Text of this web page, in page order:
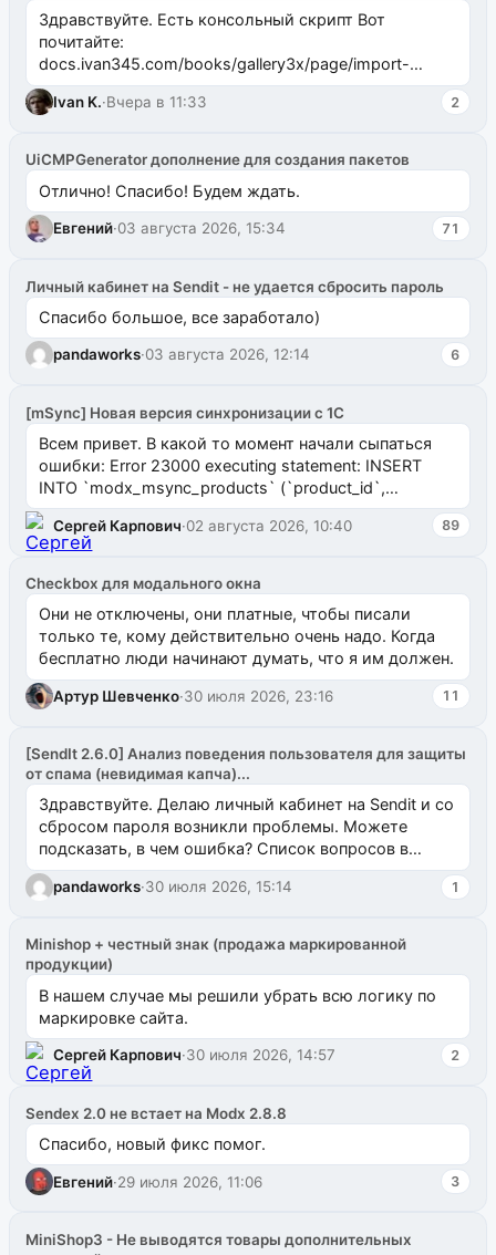
Здравствуйте. Есть консольный скрипт Вот
почитайте:
docs.ivan345.com/books/gallery3x/page/import-
ms2galleryphp
Ivan K.·Вчера в 11:33 2
UiCMPGenerator дополнение для создания пакетов
Отлично! Спасибо! Будем ждать.
Евгений·03 августа 2026, 15:34 71
Личный кабинет на Sendit - не удается сбросить пароль
Спасибо большое, все заработало)
pandaworks·03 августа 2026, 12:14 6
[mSync] Новая версия синхронизации с 1С
Всем привет. В какой то момент начали сыпаться
ошибки: Error 23000 executing statement: INSERT
INTO `modx_msync_products` (`product_id`,
`uuid_1c`) VALUES ...
Сергей Карпович·02 августа 2026, 10:40 89
Checkbox для модального окна
Они не отключены, они платные, чтобы писали
только те, кому действительно очень надо. Когда
бесплатно люди начинают думать, что я им должен.
Артур Шевченко·30 июля 2026, 23:16 11
[SendIt 2.6.0] Анализ поведения пользователя для защиты
от спама (невидимая капча)...
Здравствуйте. Делаю личный кабинет на Sendit и со
сбросом пароля возникли проблемы. Можете
подсказать, в чем ошибка? Список вопросов в
одноименном разделе на modx.pro пока пуст, и,...
pandaworks·30 июля 2026, 15:14 1
Minishop + честный знак (продажа маркированной
продукции)
В нашем случае мы решили убрать всю логику по
маркировке сайта.
Сергей Карпович·30 июля 2026, 14:57 2
Sendex 2.0 не встает на Modx 2.8.8
Спасибо, новый фикс помог.
Евгений·29 июля 2026, 11:06 3
MiniShop3 - Не выводятся товары дополнительных